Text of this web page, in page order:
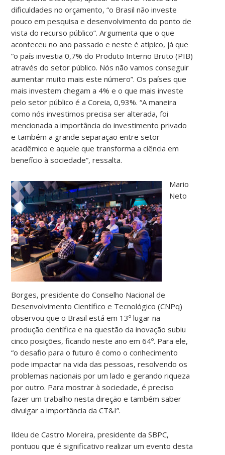
dificuldades no orçamento, “o Brasil não investe
pouco em pesquisa e desenvolvimento do ponto de
vista do recurso público”. Argumenta que o que
aconteceu no ano passado e neste é atípico, já que
“o país investia 0,7% do Produto Interno Bruto (PIB)
através do setor público. Nós não vamos conseguir
aumentar muito mais este número”. Os países que
mais investem chegam a 4% e o que mais investe
pelo setor público é a Coreia, 0,93%. “A maneira
como nós investimos precisa ser alterada, foi
mencionada a importância do investimento privado
e também a grande separação entre setor
acadêmico e aquele que transforma a ciência em
benefício à sociedade”, ressalta.
Mario
Neto
Borges, presidente do Conselho Nacional de
Desenvolvimento Científico e Tecnológico (CNPq)
observou que o Brasil está em 13º lugar na
produção científica e na questão da inovação subiu
cinco posições, ficando neste ano em 64º. Para ele,
“o desafio para o futuro é como o conhecimento
pode impactar na vida das pessoas, resolvendo os
problemas nacionais por um lado e gerando riqueza
por outro. Para mostrar à sociedade, é preciso
fazer um trabalho nesta direção e também saber
divulgar a importância da CT&I”.
Ildeu de Castro Moreira, presidente da SBPC,
pontuou que é significativo realizar um evento desta